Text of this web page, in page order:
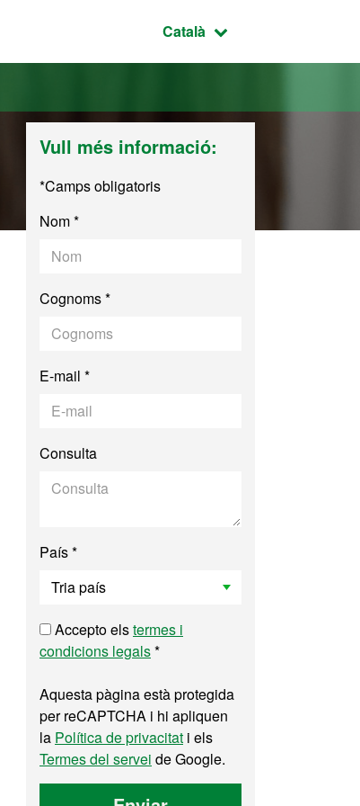
Idioma seleccionat:
Català
Vull més informació:
*Camps obligatoris
Nom *
Cognoms *
E-mail *
Consulta
País *
Accepto elstermes i
condicions legals*
Aquesta pàgina està protegida
per reCAPTCHA i hi apliquen
la Política de privacitat i els
Termes del servei de Google.